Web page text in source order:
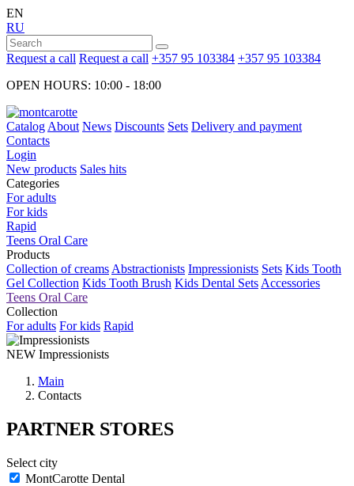
EN
RU
Request a call Request a call +357 95 103384 +357 95 103384
OPEN HOURS: 10:00 - 18:00
Catalog About News Discounts Sets Delivery and payment
Contacts
Login
New products Sales hits
Categories
For adults
For kids
Rapid
Teens Oral Care
Products
Collection of creams Abstractionists Impressionists Sets Kids Tooth
Gel Collection Kids Tooth Brush Kids Dental Sets Accessories
Teens Oral Care
Collection
For adults For kids Rapid
NEW Impressionists
Main
Contacts
PARTNER STORES
Select city
MontCarotte Dental